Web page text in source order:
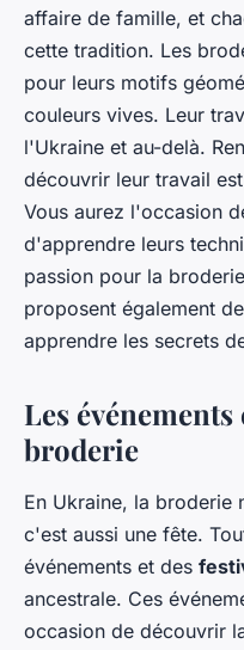
affaire de famille, et
cette tradition. Les
pour leurs motifs
couleurs vives. Leur
l'Ukraine et au-delà.
découvrir leur travail
Vous aurez l'occasion
d'apprendre leurs
passion pour la
proposent également
apprendre les secrets
Les
broderie
En Ukraine, la broderie
c'est aussi une fête.
événements et des
ancestrale. Ces
occasion de découvrir